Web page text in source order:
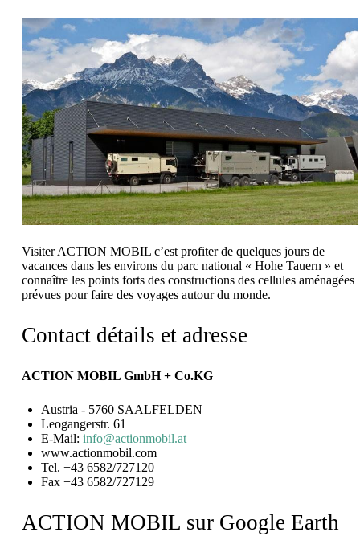
Visiter ACTION MOBIL c’est profiter de quelques jours de
vacances dans les environs du parc national « Hohe Tauern » et
connaître les points forts des constructions des cellules aménagées
prévues pour faire des voyages autour du monde.
Contact détails et adresse
ACTION MOBIL GmbH + Co.KG
Austria - 5760 SAALFELDEN
Leogangerstr. 61
E-Mail: info@actionmobil.at
www.actionmobil.com
Tel. +43 6582/727120
Fax +43 6582/727129
ACTION MOBIL sur Google Earth